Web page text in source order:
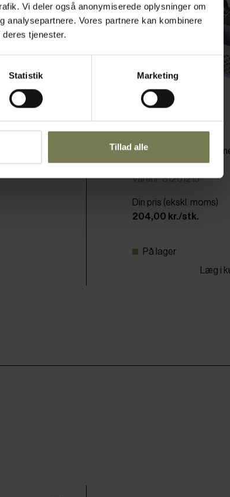
Vi deler også anonymiserede oplysninger om
analysepartnere. Vores partnere kan kombinere
tjenester.
Statistik Marketing
Tillad alle
grøn
Cambro bestikholder
21 x H15,5 cm
Varenr: 81201215
Din pris (ekskl. moms)
204,00 kr./stk.
På lager
Læg i